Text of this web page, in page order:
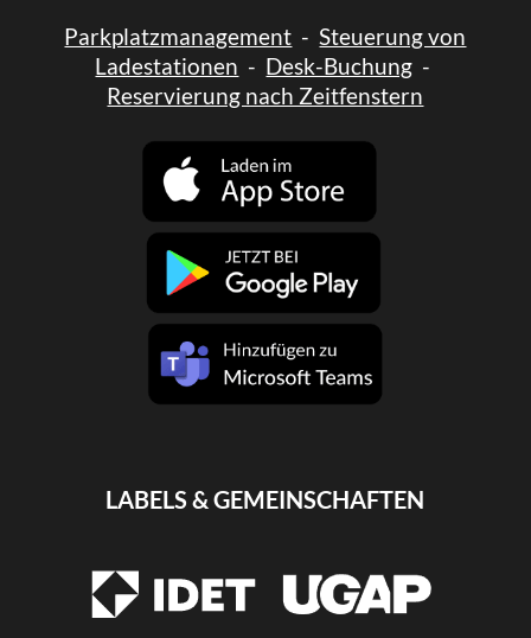
Parkplatzmanagement -Steuerung von
Ladestationen - Desk-Buchung -
Reservierung nach Zeitfenstern
LABELS & GEMEINSCHAFTEN